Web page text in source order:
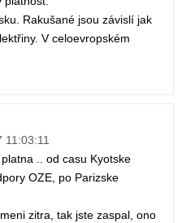
Rakušané jsou závislí jak
V celoevropském
11:03:11
.. od casu Kyotske
OZE, po Parizske
zitra, tak jste zaspal, ono